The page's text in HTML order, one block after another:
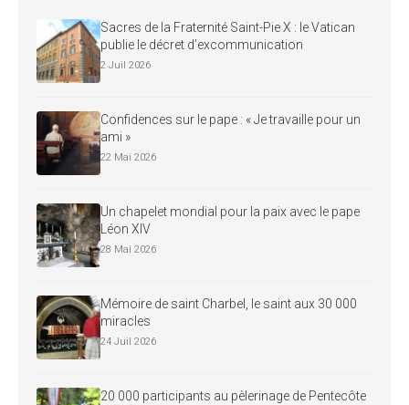
Sacres de la Fraternité Saint-Pie X : le Vatican
publie le décret d’excommunication
2 Juil 2026
Confidences sur le pape : « Je travaille pour un
ami »
22 Mai 2026
Un chapelet mondial pour la paix avec le pape
Léon XIV
28 Mai 2026
Mémoire de saint Charbel, le saint aux 30 000
miracles
24 Juil 2026
20 000 participants au pèlerinage de Pentecôte